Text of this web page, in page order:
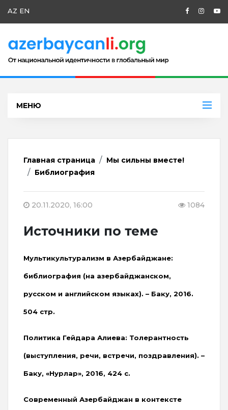
AZ EN
МЕНЮ
Главная страница
Мы сильны вместе!
Библиография
20.11.2020, 16:00 1084
Источники по теме
Мультикультурализм в Азербайджане:
библиография (на азербайджанском,
русском и английском языках). – Баку, 2016.
504 стр.
Политика Гейдара Алиева: Толерантность
(выступления, речи, встречи, поздравления). –
Баку, «Нурлар», 2016, 424 с.
Современный Азербайджан в контексте